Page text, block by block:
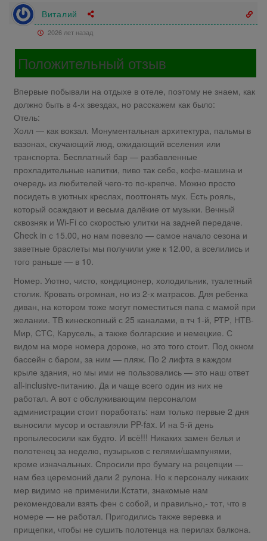
Виталий
2026 лет назад
Положительный отзыв
Впервые побывали на отдыхе в отеле, поэтому не знаем, как
должно быть в 4-х звездах, но расскажем как было:
Отель:
Холл — как вокзал. Монументальная архитектура, пальмы в
вазонах, скучающий люд, ожидающий вселения или
транспорта. Бесплатный бар — разбавленные
прохладительные напитки, пиво так себе, кофе-машина и
очередь из любителей чего-то по-крепче. Можно просто
посидеть в уютных креслах, поотгонять мух. Есть рояль,
который осаждают и весьма далёкие от музыки. Вечный
сквозняк и Wi-Fi со скоростью улитки на задней передаче.
Check in с 15.00, но нам повезло — самое начало сезона и
заветные браслеты мы получили уже к 12.00, а вселились и
того раньше — в 10.
Номер. Уютно, чисто, кондиционер, холодильник, туалетный
столик. Кровать огромная, но из 2-х матрасов. Для ребенка
диван, на котором тоже могут поместиться папа с мамой при
желании. ТВ кинескопный с 25 каналами, в тч 1-й, РТР, НТВ-
Мир, СТС, Карусель, а также болгарские и немецкие. С
видом на море номера дороже, но это того стоит. Под окном
бассейн с баром, за ним — пляж. По 2 лифта в каждом
крыле здания, но мы ими не пользовались — это наш ответ
all-inclusive-питанию. Да и чаще всего один из них не
работал. А вот с обслуживающим персоналом
администрации стоит поработать: нам только первые 2 дня
выносили мусор и оставляли PP-fax. И на 5-й день
пропылесосили как будто. И всё!!! Никаких замен белья и
полотенец за неделю, пузырьков с гелями/шампунями,
кроме изначальных. Спросили про бумагу на рецепции —
нам без церемоний дали 2 рулона. Но к персоналу никаких
мер видимо не применили.Кстати, знакомые нам
рекомендовали взять фен с собой, и правильно,- тот, что в
номере — не работал. Пригодились также веревка и
прищепки, чтобы не сушить полотенца на перилах балкона.